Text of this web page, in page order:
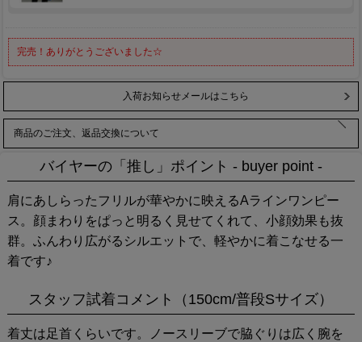
完売！ありがとうございました☆
入荷お知らせメールはこちら
商品のご注文、返品交換について
バイヤーの「推し」ポイント - buyer point -
肩にあしらったフリルが華やかに映えるAラインワンピー
ス。顔まわりをぱっと明るく見せてくれて、小顔効果も抜
群。ふんわり広がるシルエットで、軽やかに着こなせる一
着です♪
スタッフ試着コメント（150cm/普段Sサイズ）
着丈は足首くらいです。ノースリーブで脇ぐりは広く腕を